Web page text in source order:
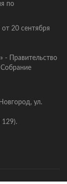
по
20 сентября
- Правительство
ул.
129).